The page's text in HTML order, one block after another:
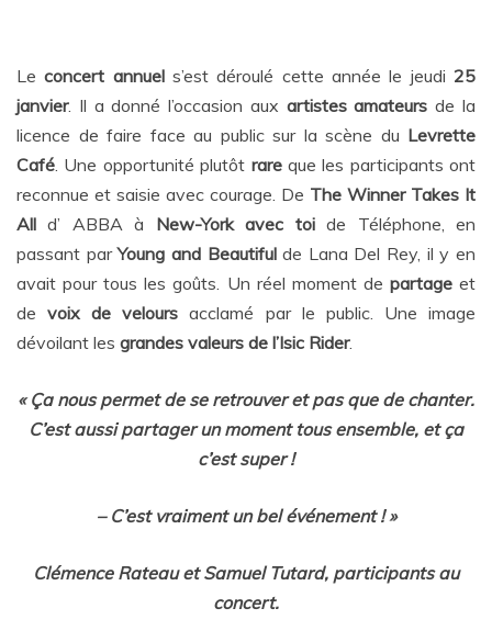
Leconcert annuels’est déroulé cette année le jeudi 25
janvier. Il a donné l’occasion aux artistes amateurs de la
licence de faire face au public sur la scène du Levrette
Café . Une opportunité plutôt rareque les participants ont
reconnue et saisie avec courage. De The Winner Takes It
All d’ ABBA à New-York avec toide Téléphone, en
passant parYoung and Beautifulde Lana Del Rey, il y en
avait pour tous les goûts. Un réel moment de partageet
de voix de velours acclamé par le public. Une image
dévoilant les grandes valeurs de l’Isic Rider.
« Ça nous permet de se retrouver et pas que de chanter.
C’est aussi partager un moment tous ensemble, et ça
c’est super !
– C’est vraiment un bel événement ! »
Clémence Rateau et Samuel Tutard, participants au
concert.